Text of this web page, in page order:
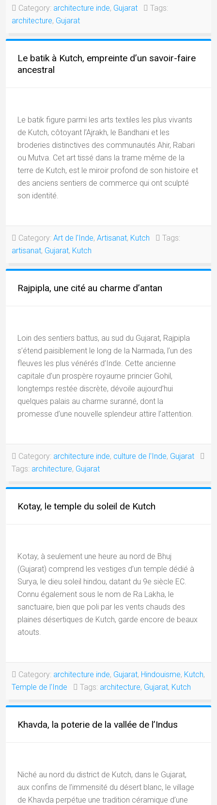
DES
Category: architecture inde, Gujarat
Tags:
architecture, Gujarat
Le batik à Kutch, empreinte d’un savoir-faire
ancestral
Le batik figure parmi les arts textiles les plus vivants
de Kutch, côtoyant l’Ajrakh, le Bandhani et les
broderies distinctives des communautés Ahir, Rabari
ou Mutva. Cet art tissé dans la trame même de la
terre de Kutch, est le miroir profond de son histoire et
des anciens sentiers de commerce qui ont sculpté
son identité.
Category: Art de l'Inde, Artisanat, Kutch
Tags:
artisanat, Gujarat, Kutch
Rajpipla, une cité au charme d’antan
Loin des sentiers battus, au sud du Gujarat, Rajpipla
s’étend paisiblement le long de la Narmada, l’un des
fleuves les plus vénérés d’Inde. Cette ancienne
capitale d’un prospère royaume princier Gohil,
longtemps restée discrète, dévoile aujourd’hui
quelques palais au charme suranné, dont la
promesse d’une nouvelle splendeur attire l’attention.
Category: architecture inde, culture de l'Inde, Gujarat
Tags: architecture, Gujarat
Kotay, le temple du soleil de Kutch
Kotay, à seulement une heure au nord de Bhuj
(Gujarat) comprend les vestiges d’un temple dédié à
Surya, le dieu soleil hindou, datant du 9e siècle EC.
Connu également sous le nom de Ra Lakha, le
sanctuaire, bien que poli par les vents chauds des
plaines désertiques de Kutch, garde encore de beaux
atouts.
Category: architecture inde, Gujarat, Hindouisme, Kutch,
Temple de l'Inde
Tags: architecture, Gujarat, Kutch
Khavda, la poterie de la vallée de l’Indus
Niché au nord du district de Kutch, dans le Gujarat,
aux confins de l’immensité du désert blanc, le village
de Khavda perpétue une tradition céramique d’une